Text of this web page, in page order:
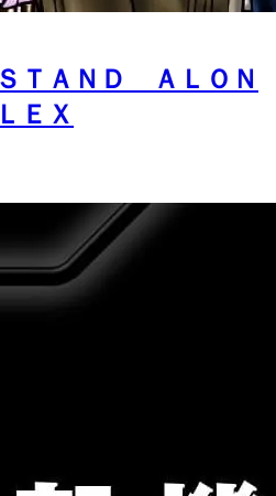
ＴＡＮＤ ＡＬＯＮ
ＥＸ